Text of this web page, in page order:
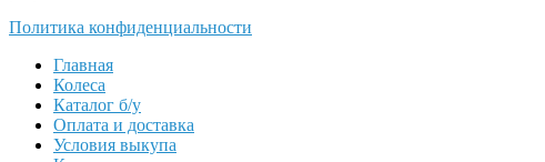
Политика конфиденциальности
Главная
Колеса
Каталог б/у
Оплата и доставка
Условия выкупа